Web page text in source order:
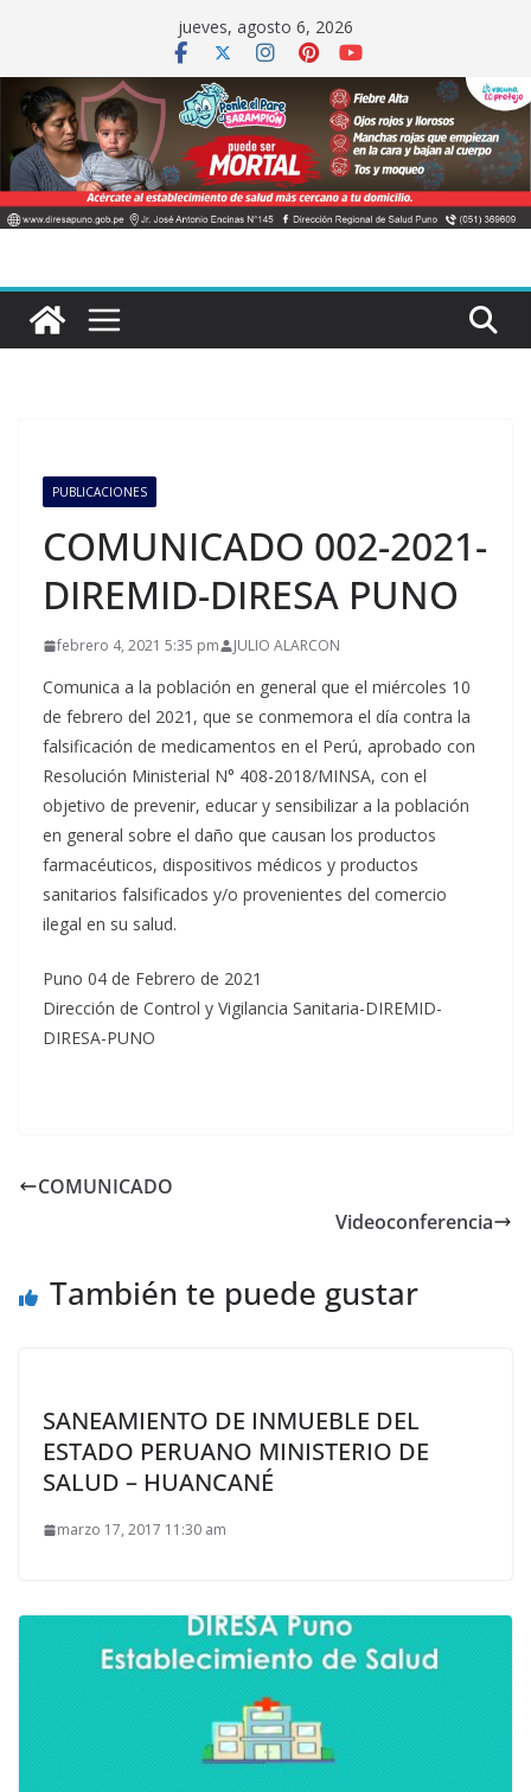
contenido
jueves, agosto 6, 2026
PUBLICACIONES
COMUNICADO 002-2021-
DIREMID-DIRESA PUNO
febrero 4, 2021 5:35 pm JULIO ALARCON
Comunica a la población en general que el miércoles 10
de febrero del 2021, que se conmemora el día contra la
falsificación de medicamentos en el Perú, aprobado con
Resolución Ministerial N° 408-2018/MINSA, con el
objetivo de prevenir, educar y sensibilizar a la población
en general sobre el daño que causan los productos
farmacéuticos, dispositivos médicos y productos
sanitarios falsificados y/o provenientes del comercio
ilegal en su salud.
Puno 04 de Febrero de 2021
Dirección de Control y Vigilancia Sanitaria-DIREMID-
DIRESA-PUNO
COMUNICADO
Videoconferencia
También te puede gustar
SANEAMIENTO DE INMUEBLE DEL
ESTADO PERUANO MINISTERIO DE
SALUD – HUANCANÉ
marzo 17, 2017 11:30 am